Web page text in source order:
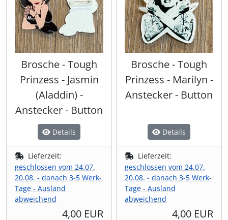
Brosche - Tough
Prinzess - Jasmin
(Aladdin) -
Anstecker - Button
Details
Lieferzeit:
geschlossen vom 24.07.
20.08. - danach 3-5 Werk-
Tage - Ausland
abweichend
4,00 EUR
Brosche - Tough
Prinzess - Marilyn -
Anstecker - Button
Details
Lieferzeit:
geschlossen vom 24.07.
20.08. - danach 3-5 Werk-
Tage - Ausland
abweichend
4,00 EUR